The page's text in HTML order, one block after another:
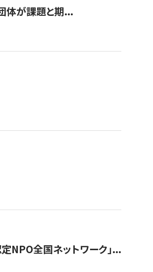
体が課題と期...
NPO全国ネットワーク」...